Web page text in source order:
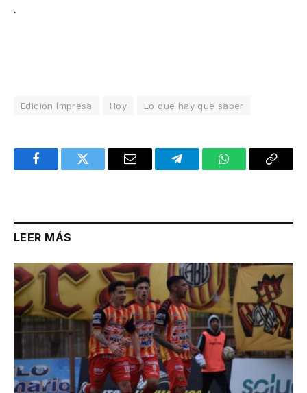
.
Edición Impresa Hoy Lo que hay que saber
FacebookTwitter Email TelegramWhatsAppCopy
LEER MÁS